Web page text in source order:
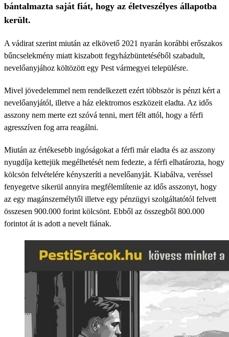
bántalmazta saját fiát, hogy az életveszélyes állapotba
került.
A vádirat szerint miután az elkövető 2021 nyarán korábbi erőszakos
bűncselekmény miatt kiszabott fegyházbüntetéséből szabadult,
nevelőanyjához költözött egy Pest vármegyei településre.
Mivel jövedelemmel nem rendelkezett ezért többször is pénzt kért a
nevelőanyjától, illetve a ház elektromos eszközeit eladta. Az idős
asszony nem merte ezt szóvá tenni, mert félt attól, hogy a férfi
agresszíven fog arra reagálni.
Miután az értékesebb ingóságokat a férfi már eladta és az asszony
nyugdíja kettejük megélhetését nem fedezte, a férfi elhatározta, hogy
kölcsön felvételére kényszeríti a nevelőanyját. Kiabálva, veréssel
fenyegetve sikerül annyira megfélemlítenie az idős asszonyt, hogy
az egy magánszemélytől illetve egy pénzügyi szolgáltatótól felvett
összesen 900.000 forint kölcsönt. Ebből az összegből 800.000
forintot át is adott a nevelt fiának.